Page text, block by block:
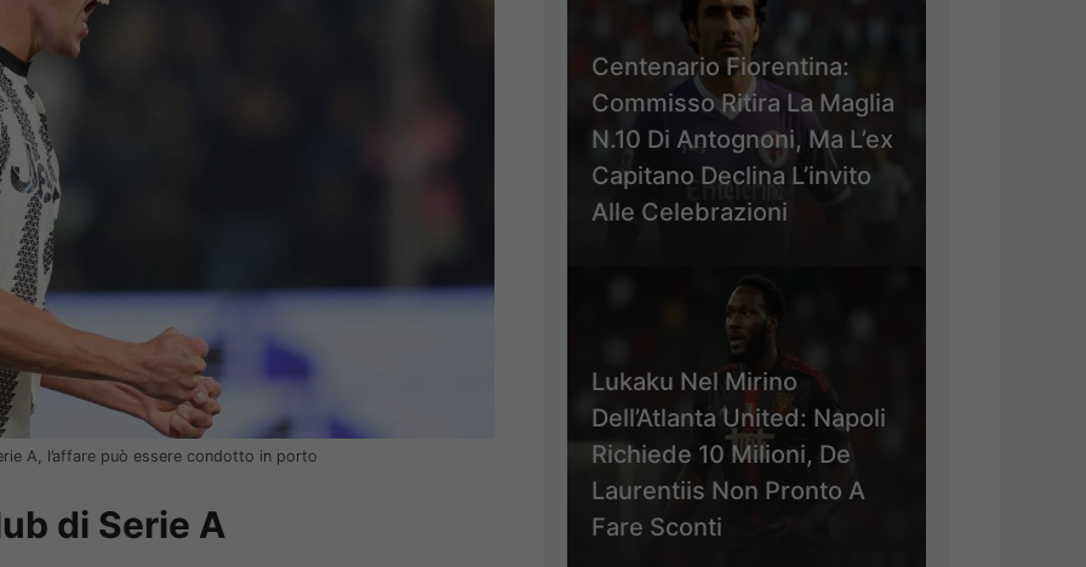
A, l’affare può essere condotto in porto
di Serie A
Centenario Fiorentina:
Commisso Ritira La Maglia
N.10 Di Antognoni, Ma L’ex
Capitano Declina L’invito
Alle Celebrazioni
Lukaku Nel Mirino
Dell’Atlanta United: Napoli
Richiede 10 Milioni, De
Laurentiis Non Pronto A
Fare Sconti